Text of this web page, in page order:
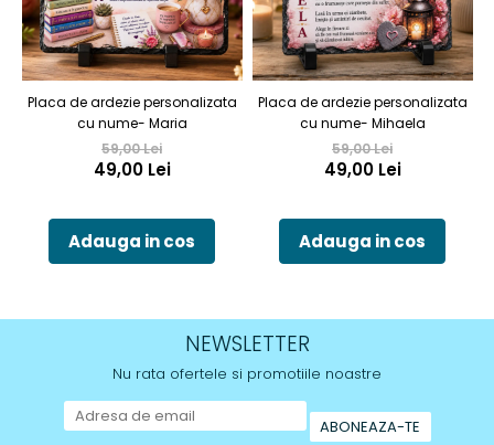
Placa de ardezie personalizata
cu nume- Maria
59,00 Lei
49,00 Lei
Adauga in cos
Placa de ardezie personalizata
cu nume- Mihaela
59,00 Lei
49,00 Lei
Adauga in cos
NEWSLETTER
Nu rata ofertele si promotiile noastre